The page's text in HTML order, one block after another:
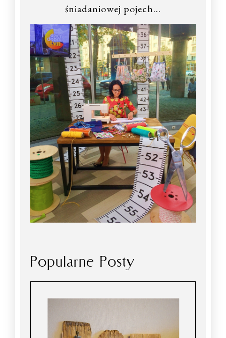
śniadaniowej pojech…
Popularne Posty